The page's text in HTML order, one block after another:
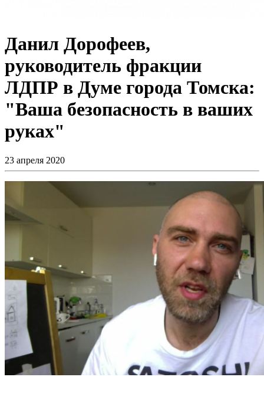
Данил Дорофеев,
руководитель фракции
ЛДПР в Думе города Томска:
"Ваша безопасность в ваших
руках"
23 апреля 2020